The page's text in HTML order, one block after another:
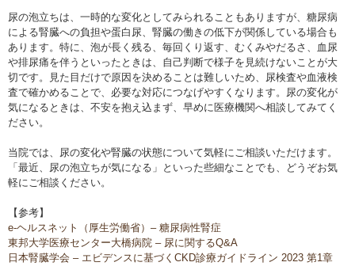
尿の泡立ちは、一時的な変化としてみられることもありますが、糖尿病
による腎臓への負担や蛋白尿、腎臓の働きの低下が関係している場合も
あります。特に、泡が長く残る、毎回くり返す、むくみやだるさ、血尿
や排尿痛を伴うといったときは、自己判断で様子を見続けないことが大
切です。見た目だけで原因を決めることは難しいため、尿検査や血液検
査で確かめることで、必要な対応につなげやすくなります。尿の変化が
気になるときは、不安を抱え込まず、早めに医療機関へ相談してみてく
ださい。
当院では、尿の変化や腎臓の状態について気軽にご相談いただけます。
「最近、尿の泡立ちが気になる」といった些細なことでも、どうぞお気
軽にご相談ください。
【参考】
e-ヘルスネット（厚生労働省）– 糖尿病性腎症
東邦大学医療センター大橋病院 – 尿に関するQ&A
日本腎臓学会 – エビデンスに基づくCKD診療ガイドライン 2023 第1章